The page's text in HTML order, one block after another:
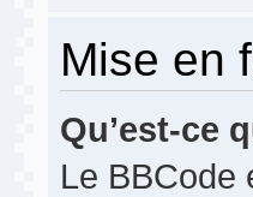
Mise en
Qu’est-ce
Le BBCode